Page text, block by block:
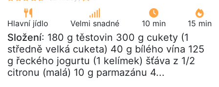
Hlavní jídlo Velmi snadné 10 min 15 min
Složení: 180 g těstovin 300 g cukety (1
středně velká cuketa) 40 g bílého vína 125
g řeckého jogurtu (1 kelímek) šťáva z 1/2
citronu (malá) 10 g parmazánu 4...